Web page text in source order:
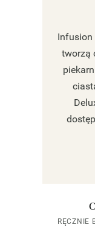
Infusion
tworzą
RĘCZNIE